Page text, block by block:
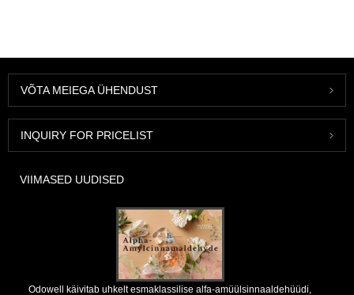
VÕTA MEIEGA ÜHENDUST
INQUIRY FOR PRICELIST
VIIMASED UUDISED
Odowell käivitab uhkelt esmaklassilise alfa-amüülsinnaaldehüüdi,